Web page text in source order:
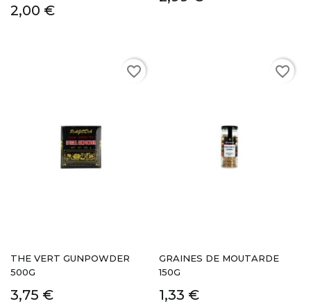
2,00 €
THE VERT GUNPOWDER
500G
3,75 €
favorite_border
GRAINES DE MOUTARDE
150G
1,33 €
favorite_border